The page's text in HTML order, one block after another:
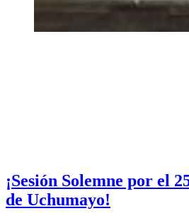
¡Sesión Solemne por el
de Uchumayo!